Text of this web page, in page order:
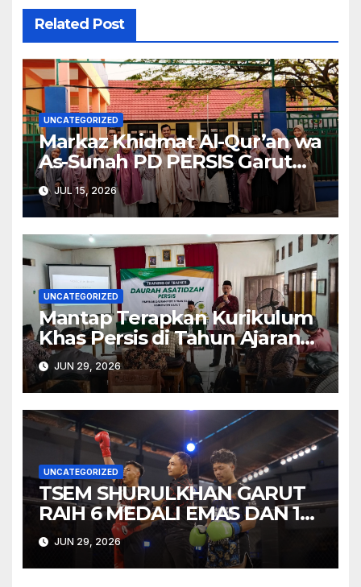
Related Post
UNCATEGORIZED
Markaz Khidmat Al-Qur’an wa
As-Sunah PD PERSIS Garut
Kirimkan Alumninya untuk
Pengabdian
JUL 15, 2026
UNCATEGORIZED
Mantap Terapkan Kurikulum
Khas Persis di Tahun Ajaran
Baru, Bidgar Pendidikan PD
PERSIS Garut Tuntaskan
Training of Trainers 2026
JUN 29, 2026
UNCATEGORIZED
TSEM SHURULKHAN GARUT
RAIH 6 MEDALI EMAS DAN 1
MEDALI PERAK PADA TEMU
TARUNG VOL. 2 “BATTLE OF
HONOR”
JUN 29, 2026